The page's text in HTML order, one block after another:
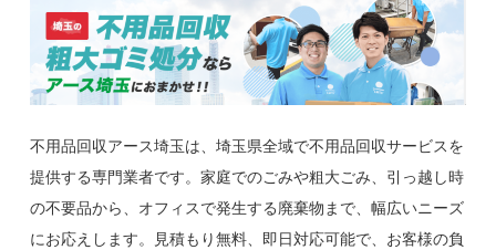
不用品回収アース埼玉は、埼玉県全域で不用品回収サービスを
提供する専門業者です。家庭でのごみや粗大ごみ、引っ越し時
の不要品から、オフィスで発生する廃棄物まで、幅広いニーズ
にお応えします。見積もり無料、即日対応可能で、お客様の負